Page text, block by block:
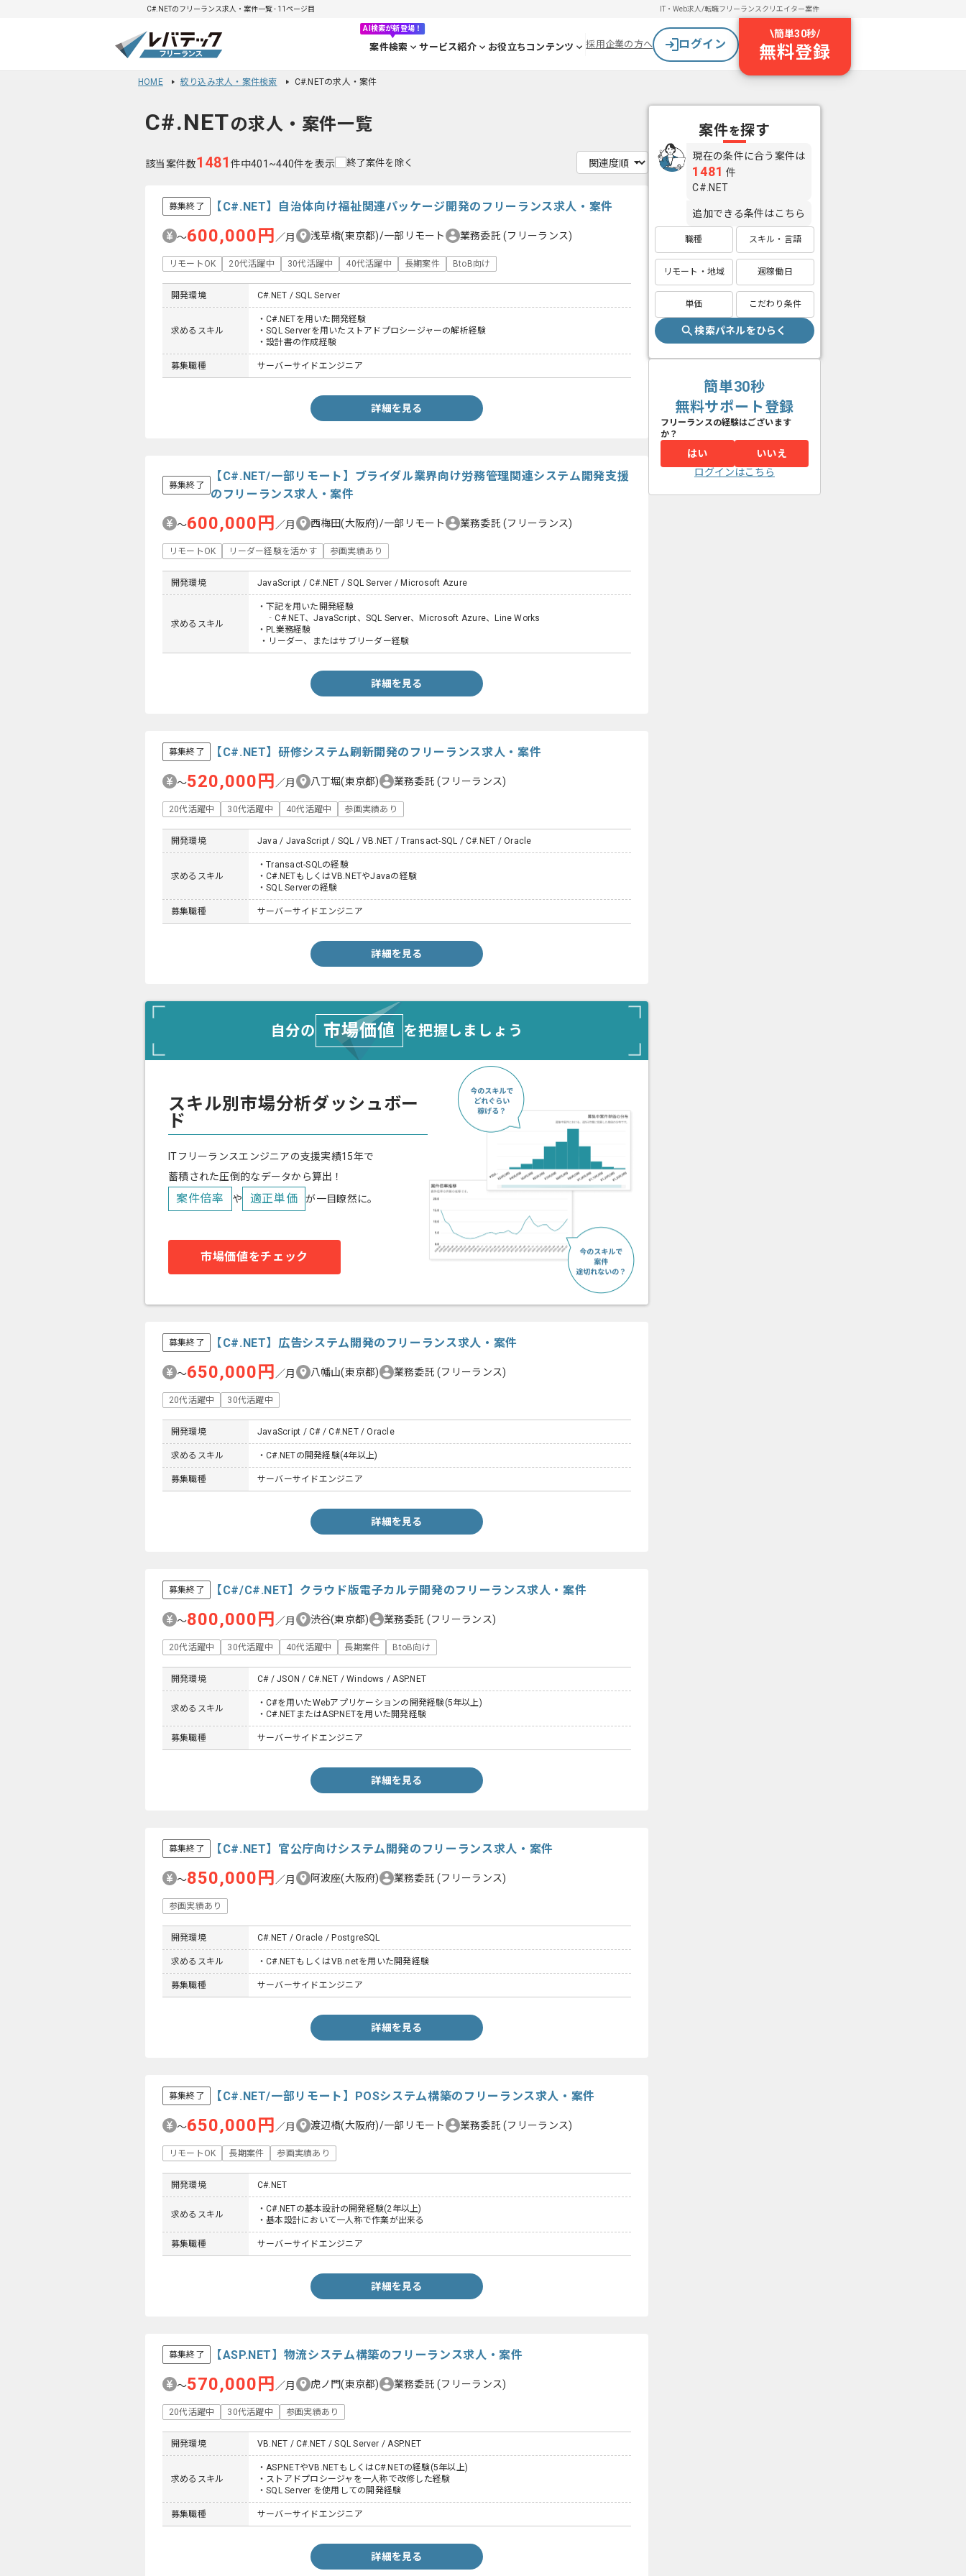
C#.NETのフリーランス求人・案件一覧 - 11ページ目 IT・Web求人/転職フリーランスクリエイター案件
AI検索が新登場！
案件検索 サービス紹介 お役立ちコンテンツ 採用企業の方へ ログイン
\簡単30秒/
無料登録
HOME 絞り込み求人・案件検索 C#.NETの求人・案件
C#.NETの求人・案件一覧
該当案件数1481 件中401~440件を表示 終了案件を除く
募集終了 【C#.NET】自治体向け福祉関連パッケージ開発のフリーランス求人・案件
〜600,000円 ／月 浅草橋(東京都)/一部リモート 業務委託(フリーランス)
リモートOK 20代活躍中 30代活躍中 40代活躍中 長期案件 BtoB向け
開発環境 C#.NET / SQL Server
求めるスキル
・C#.NETを用いた開発経験
・SQL Serverを用いたストアドプロシージャーの解析経験
・設計書の作成経験
募集職種 サーバーサイドエンジニア
詳細を見る
募集終了
【C#.NET/一部リモート】ブライダル業界向け労務管理関連システム開発支援
のフリーランス求人・案件
〜600,000円 ／月 西梅田(大阪府)/一部リモート 業務委託(フリーランス)
リモートOK リーダー経験を活かす 参画実績あり
開発環境 JavaScript / C#.NET / SQL Server / Microsoft Azure
求めるスキル
・下記を用いた開発経験
‐C#.NET、JavaScript、SQL Server、Microsoft Azure、Line Works
・PL業務経験
・リーダー、またはサブリーダー経験
詳細を見る
募集終了 【C#.NET】研修システム刷新開発のフリーランス求人・案件
〜520,000円 ／月 八丁堀(東京都) 業務委託(フリーランス)
20代活躍中 30代活躍中 40代活躍中 参画実績あり
開発環境 Java / JavaScript / SQL / VB.NET / Transact-SQL / C#.NET / Oracle
求めるスキル
・Transact-SQLの経験
・C#.NETもしくはVB.NETやJavaの経験
・SQL Serverの経験
募集職種 サーバーサイドエンジニア
詳細を見る
自分の 市場価値 を把握しましょう
スキル別市場分析ダッシュボー
ド
ITフリーランスエンジニアの支援実績15年で
蓄積された圧倒的なデータから算出！
案件倍率 や 適正単価 が一目瞭然に。
市場価値をチェック
募集終了 【C#.NET】広告システム開発のフリーランス求人・案件
〜650,000円 ／月 八幡山(東京都) 業務委託(フリーランス)
20代活躍中 30代活躍中
開発環境 JavaScript / C# / C#.NET / Oracle
求めるスキル ・C#.NETの開発経験(4年以上)
募集職種 サーバーサイドエンジニア
詳細を見る
募集終了 【C#/C#.NET】クラウド版電子カルテ開発のフリーランス求人・案件
〜800,000円 ／月 渋谷(東京都) 業務委託 (フリーランス)
20代活躍中 30代活躍中 40代活躍中 長期案件 BtoB向け
開発環境 C# / JSON / C#.NET / Windows / ASP.NET
求めるスキル
・C#を用いたWebアプリケーションの開発経験(5年以上)
・C#.NETまたはASP.NETを用いた開発経験
募集職種 サーバーサイドエンジニア
詳細を見る
募集終了 【C#.NET】官公庁向けシステム開発のフリーランス求人・案件
〜850,000円 ／月 阿波座(大阪府) 業務委託(フリーランス)
参画実績あり
開発環境 C#.NET / Oracle / PostgreSQL
求めるスキル ・C#.NETもしくはVB.netを用いた開発経験
募集職種 サーバーサイドエンジニア
詳細を見る
募集終了 【C#.NET/一部リモート】POSシステム構築のフリーランス求人・案件
〜650,000円 ／月 渡辺橋(大阪府)/一部リモート 業務委託(フリーランス)
リモートOK 長期案件 参画実績あり
開発環境 C#.NET
求めるスキル
・C#.NETの基本設計の開発経験(2年以上)
・基本設計において一人称で作業が出来る
募集職種 サーバーサイドエンジニア
詳細を見る
募集終了 【ASP.NET】物流システム構築のフリーランス求人・案件
〜570,000円 ／月 虎ノ門(東京都) 業務委託(フリーランス)
20代活躍中 30代活躍中 参画実績あり
開発環境 VB.NET / C#.NET / SQL Server / ASP.NET
求めるスキル
・ASP.NETやVB.NETもしくはC#.NETの経験(5年以上)
・ストアドプロシージャを一人称で改修した経験
・SQL Server を使用しての開発経験
募集職種 サーバーサイドエンジニア
詳細を見る
案件を探す
現在の条件に合う案件は
1481 件
C#.NET
追加できる条件はこちら
職種 スキル・言語
リモート・地域 週稼働日
単価 こだわり条件
検索パネルをひらく
簡単30秒
無料サポート登録
フリーランスの経験はございます
か？
はい
いいえ
ログインはこちら